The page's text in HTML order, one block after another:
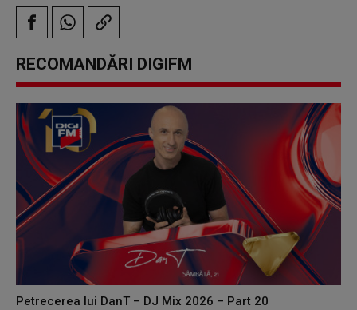
RECOMANDĂRI DIGIFM
Petrecerea lui DanT – DJ Mix 2026 – Part 20